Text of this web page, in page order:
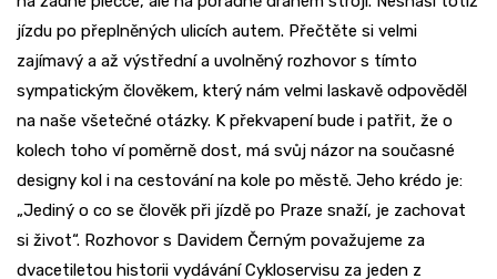
jízdu po přeplněných ulicích autem. Přečtěte si velmi
zajímavý a až výstřední a uvolněný rozhovor s tímto
sympatickým člověkem, který nám velmi laskavě odpověděl
na naše všetečné otázky. K překvapení bude i patřit, že o
kolech toho ví poměrně dost, má svůj názor na současné
designy kol i na cestování na kole po městě. Jeho krédo je:
„Jediný o co se člověk při jízdě po Praze snaží, je zachovat
si život“. Rozhovor s Davidem Černým považujeme za
dvacetiletou historii vydávání Cykloservisu za jeden z